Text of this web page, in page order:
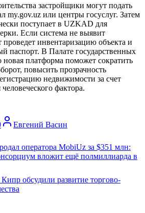
застройщики могут подать
my.gov.uz или центры госуслуг. Затем
поступает в UZKAD для
Если система не выявит
проведет инвентаризацию объекта и
паспорт. В Палате государственных
новая платформа поможет сократить
повысить прозрачность
недвижимости за счет
фактора.
Евгений Васин
оператора MobiUz за $351 млн:
вложит ещё полмиллиарда в
обсудили развитие торгово-